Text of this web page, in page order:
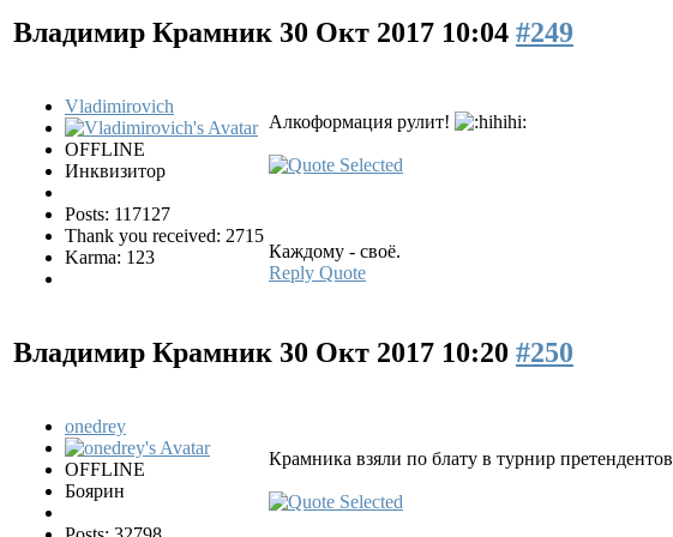
Владимир Крамник 30 Окт 2017 10:04 #249
Vladimirovich
OFFLINE
Инквизитор
Posts: 117127
Thank you received: 2715
Karma: 123
Алкоформация рулит!
Каждому - своё.
Reply Quote
Владимир Крамник 30 Окт 2017 10:20 #250
onedrey
OFFLINE
Боярин
Крамника взяли по блату в турнир претендентов